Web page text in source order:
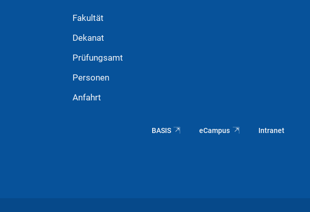
Fakultät
Dekanat
Prüfungsamt
Personen
Anfahrt
BASIS eCampus Intranet